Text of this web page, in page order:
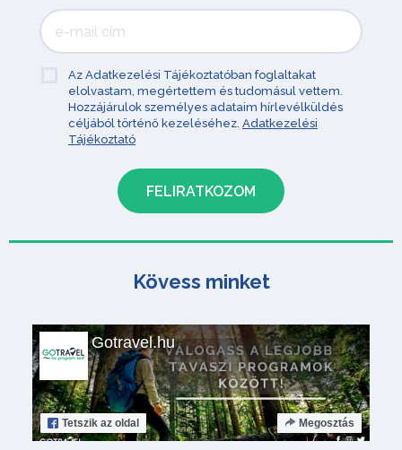
Az Adatkezelési Tájékoztatóban foglaltakat
elolvastam, megértettem és tudomásul vettem.
Hozzájárulok személyes adataim hírlevélküldés
céljából történő kezeléséhez. Adatkezelési
Tájékoztató
Kövess minket
Gotravel.hu
Tetszik az oldal Megosztás